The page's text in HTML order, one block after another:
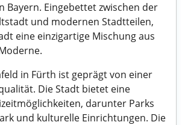
Bayern. Eingebettet zwischen der
und modernen Stadtteilen,
eine einzigartige Mischung aus
in Fürth ist geprägt von einer
Die Stadt bietet eine
darunter Parks
und kulturelle Einrichtungen. Die